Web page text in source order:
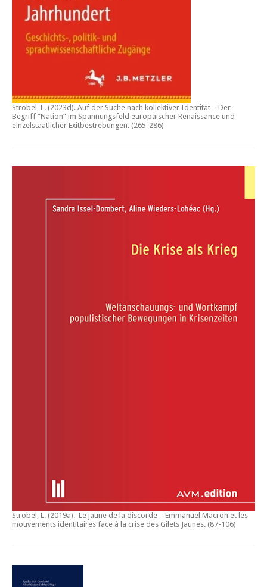
Ströbel, L. (2023d). Auf der Suche nach kollektiver Identität – Der
Begriff “Nation” im Spannungsfeld europäischer Renaissance und
einzelstaatlicher Exitbestrebungen. (265-286)
Ströbel, L. (2019a). Le jaune de la discorde – Emmanuel Macron et les
mouvements identitaires face à la crise des Gilets Jaunes. (87-106)